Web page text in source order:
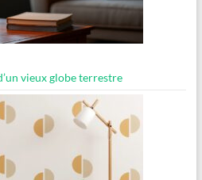
vieux globe terrestre